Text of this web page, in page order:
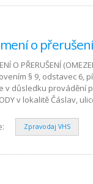
o
O PŘERUŠENÍ
§ 9, odstavec 6,
v důsledku provádění
v lokalitě Čáslav,
Zpravodaj VHS